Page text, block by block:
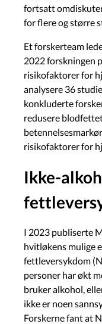
fortsatt
for flere og større
Et forskerteam
2022 forskningen
risikofaktorer for
analysere 36
konkluderte
redusere
risikofaktorer for
Ikke-
I 2023 publiserte
hvitløkens mulige
fettleversykdom
personer har økt
bruker alkohol,
ikke er noen
Forskerne fant at